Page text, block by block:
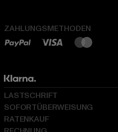
ZAHLUNGSMETHODEN
LASTSCHRIFT
SOFORTÜBERWEISUNG
RATENKAUF